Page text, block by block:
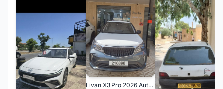
Livan X3 Pro 2026 Automatique (Avec toi ouvrant )